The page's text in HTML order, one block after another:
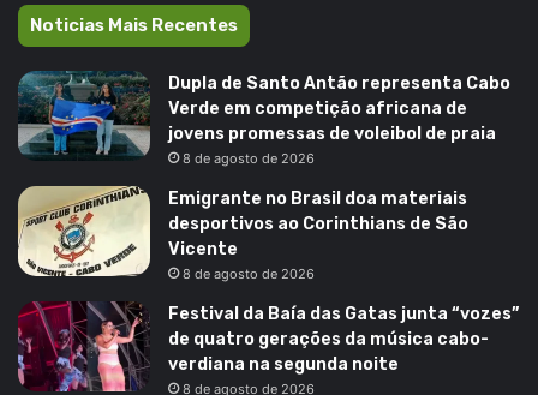
Noticias Mais Recentes
Dupla de Santo Antão representa Cabo
Verde em competição africana de
jovens promessas de voleibol de praia
8 de agosto de 2026
Emigrante no Brasil doa materiais
desportivos ao Corinthians de São
Vicente
8 de agosto de 2026
Festival da Baía das Gatas junta “vozes”
de quatro gerações da música cabo-
verdiana na segunda noite
8 de agosto de 2026